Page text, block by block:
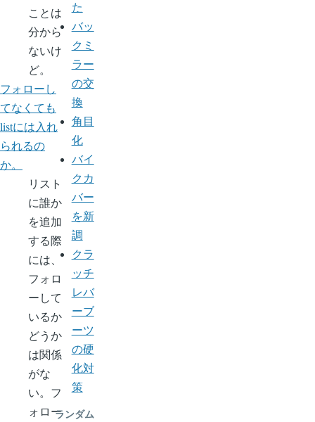
ことは
分から
ないけ
ど。
フォローし
てなくても
listには入れ
られるの
か。
リスト
に誰か
を追加
する際
には、
フォロ
ーして
いるか
どうか
は関係
がな
い。フ
ォロー
た
バッ
クミ
ラー
の交
換
角目
化
バイ
クカ
バー
を新
調
クラ
ッチ
レバ
ーブ
ーツ
の硬
化対
策
ランダム